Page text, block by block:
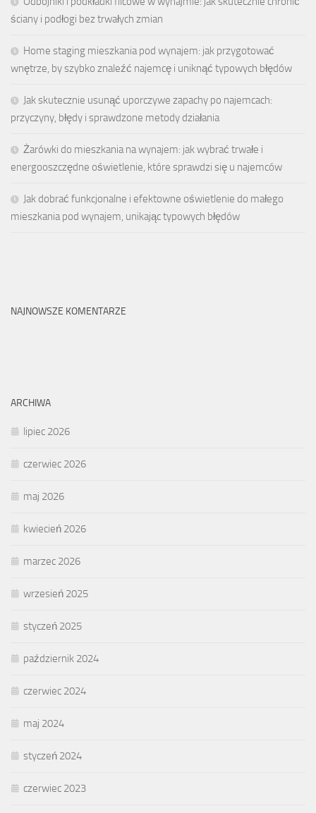
ściany i podłogi bez trwałych zmian
Home staging mieszkania pod wynajem: jak przygotować
wnętrze, by szybko znaleźć najemcę i uniknąć typowych błędów
Jak skutecznie usunąć uporczywe zapachy po najemcach:
przyczyny, błędy i sprawdzone metody działania
Żarówki do mieszkania na wynajem: jak wybrać trwałe i
energooszczędne oświetlenie, które sprawdzi się u najemców
Jak dobrać funkcjonalne i efektowne oświetlenie do małego
mieszkania pod wynajem, unikając typowych błędów
NAJNOWSZE KOMENTARZE
ARCHIWA
lipiec 2026
czerwiec 2026
maj 2026
kwiecień 2026
marzec 2026
wrzesień 2025
styczeń 2025
październik 2024
czerwiec 2024
maj 2024
styczeń 2024
czerwiec 2023